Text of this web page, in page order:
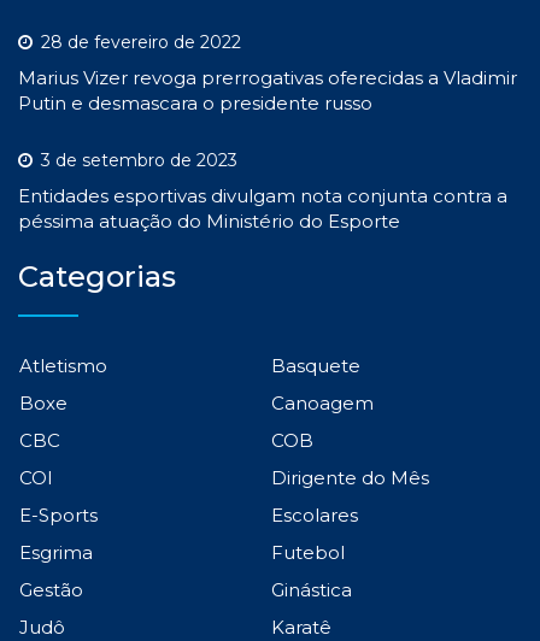
28 de fevereiro de 2022
Marius Vizer revoga prerrogativas oferecidas a Vladimir
Putin e desmascara o presidente russo
3 de setembro de 2023
Entidades esportivas divulgam nota conjunta contra a
péssima atuação do Ministério do Esporte
Categorias
Atletismo
Basquete
Boxe
Canoagem
CBC
COB
COI
Dirigente do Mês
E-Sports
Escolares
Esgrima
Futebol
Gestão
Ginástica
Judô
Karatê